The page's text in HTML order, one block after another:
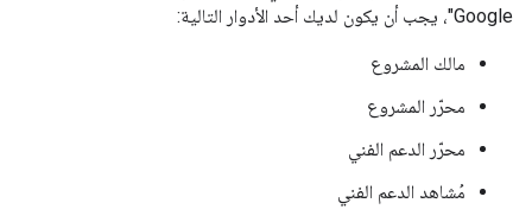
Google"، يجب أن يكون لديك أحد الأدوار التالية:
مالك المشروع
محرّر المشروع
محرّر الدعم الفني
مُشاهد الدعم الفني